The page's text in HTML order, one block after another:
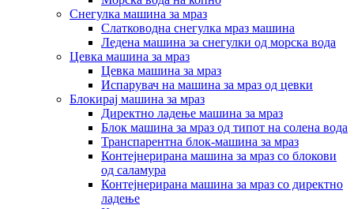
Снегулка машина за мраз
Слатководна снегулка мраз машина
Ледена машина за снегулки од морска вода
Цевка машина за мраз
Цевка машина за мраз
Испарувач на машина за мраз од цевки
Блокирај машина за мраз
Директно ладење машина за мраз
Блок машина за мраз од типот на солена вода
Транспарентна блок-машина за мраз
Контејнерирана машина за мраз со блокови
од саламура
Контејнерирана машина за мраз со директно
ладење